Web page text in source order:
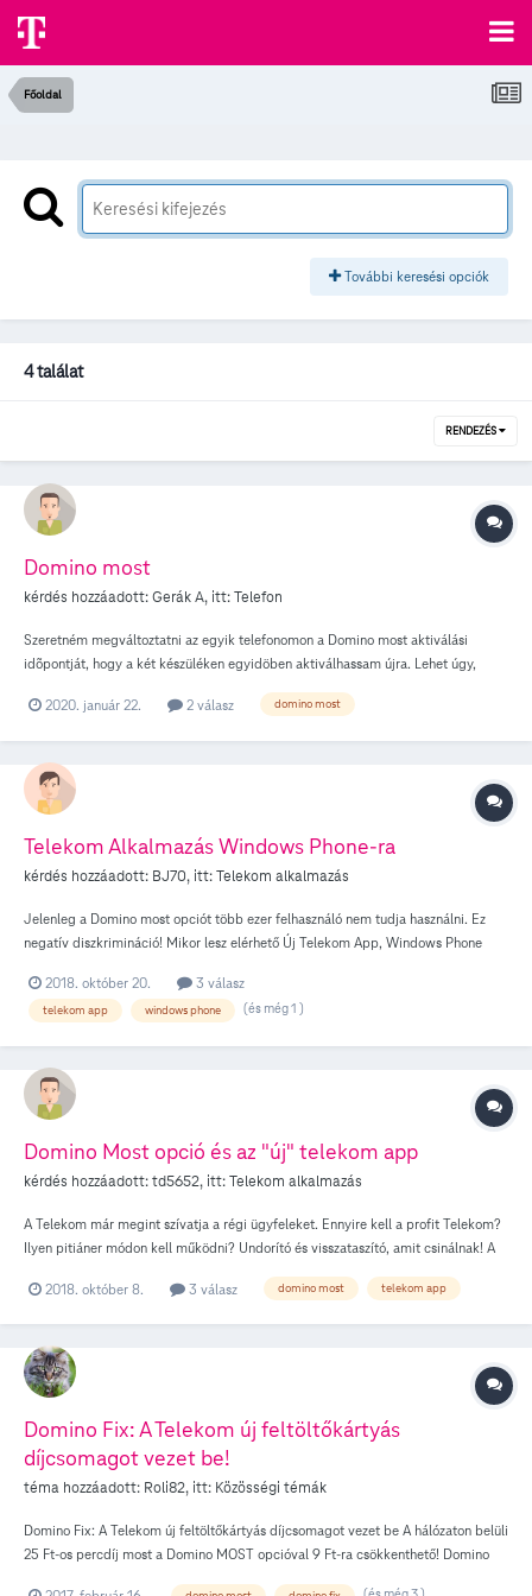
Főoldal
További keresési opciók
4 találat
RENDEZÉS
Domino most
kérdés hozzáadott:Gerák A, itt:Telefon
Szeretném megváltoztatni az egyik telefonomon a Domino most aktiválási
idõpontját, hogy a két készüléken egyidöben aktiválhassam újra. Lehet úgy,
Másképp kérdezve : megszűnik e véglegesen az opció, ha kikapcsolom, vagy
2020. január 22. 2 válasz domino most
Telekom Alkalmazás Windows Phone-ra
kérdés hozzáadott: BJ70, itt:Telekom alkalmazás
Jelenleg a Domino most opciót több ezer felhasználó nem tudja használni. Ez
negatív diszkrimináció! Mikor lesz elérhető Új Telekom App, Windows Phone
internetes online felületen való bekapcsolás lehetőségét!
2018. október 20. 3 válasz
telekom app windows phone (és még 1 )
Domino Most opció és az "új" telekom app
kérdés hozzáadott:td5652, itt:Telekom alkalmazás
A Telekom már megint szívatja a régi ügyfeleket. Ennyire kell a profit Telekom?
Ilyen pitiáner módon kell működni? Undorító és visszataszító, amit csinálnak! A
egy kedvezményes szolgáltatás volt. Most azt találták ki a germánok, hogy az
internetes online felületen, az a jövőben csak a készülékekre telepített, új
Telekom appon belül lehetséges. Az új Telekom app azonban csak az Android 5+
kizárják ebből a kedvezményből. Az én kedvenc készülékeim, a kíváló
SonyEricsson MiniPro SK17i, illetve a dect-mobil hibrid Panasonic KX-PRXA15
így azonnal kiesnek a kedvezményes szolgáltatásból, mivel ezekre már nem
és és ALJAS GYAKORLAT!!! td5652
2018. október 8. 3 válasz domino most telekom app
Domino Fix: A Telekom új feltöltőkártyás
díjcsomagot vezet be!
téma hozzáadott: Roli82, itt: Közösségi témák
Domino Fix: A Telekom új feltöltőkártyás díjcsomagot vezet be A hálózaton belüli
25 Ft-os percdíj most a Domino MOST opcióval 9 Ft-ra csökkenthető! Domino